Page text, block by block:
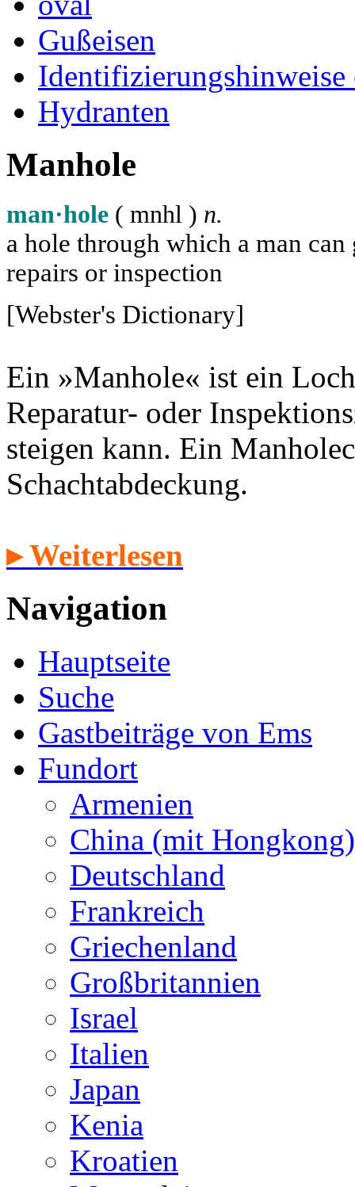
Gußeisen
Identifizierungshinweise
Hydranten
Manhole
man·hole ( mnhl ) n.
a hole through which a man
repairs or inspection
[Webster's Dictionary]
Ein »Manhole« ist ein
Reparatur- oder
steigen kann. Ein
Schachtabdeckung.
▸ Weiterlesen
Navigation
Hauptseite
Suche
Gastbeiträge von Ems
Fundort
Armenien
China (mit Hongkong)
Deutschland
Frankreich
Griechenland
Großbritannien
Israel
Italien
Japan
Kenia
Kroatien